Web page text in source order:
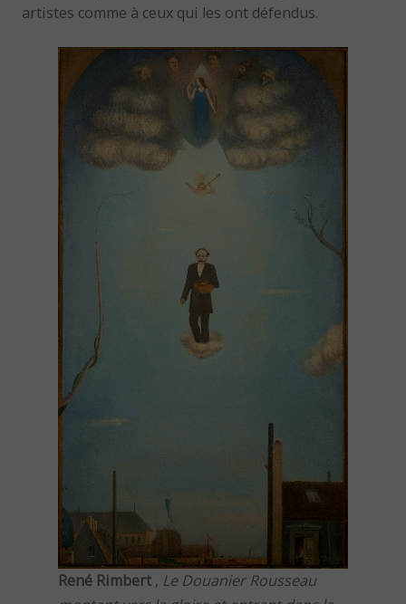
artistes comme à ceux qui les ont défendus.
René Rimbert , Le Douanier Rousseau